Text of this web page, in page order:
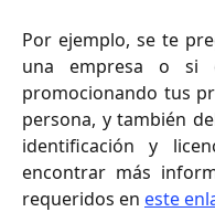
Por ejemplo, se te
una empresa o si
promocionando tus
persona, y también
identificación y
encontrar más
requeridos en este